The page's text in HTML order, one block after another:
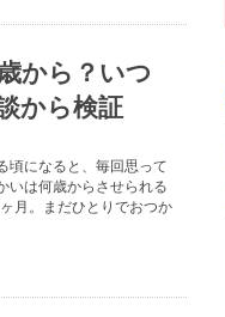
から？いつ
から検証
頃になると、毎回思って
いは何歳からさせられる
月。まだひとりでおつか